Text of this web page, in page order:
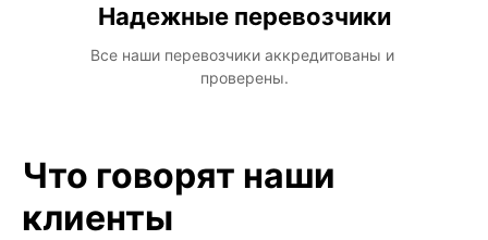
Надежные перевозчики
Все наши перевозчики аккредитованы и
проверены.
Что говорят наши
клиенты